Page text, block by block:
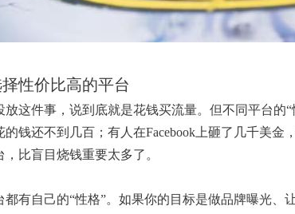
性价比高的平台
放这件事，说到底就是花钱买流量。但不同平台的
的钱还不到几百；有人在Facebook上砸了几千美
，比盲目烧钱重要太多了。
都有自己的“性格”。如果你的目标是做品牌曝光、